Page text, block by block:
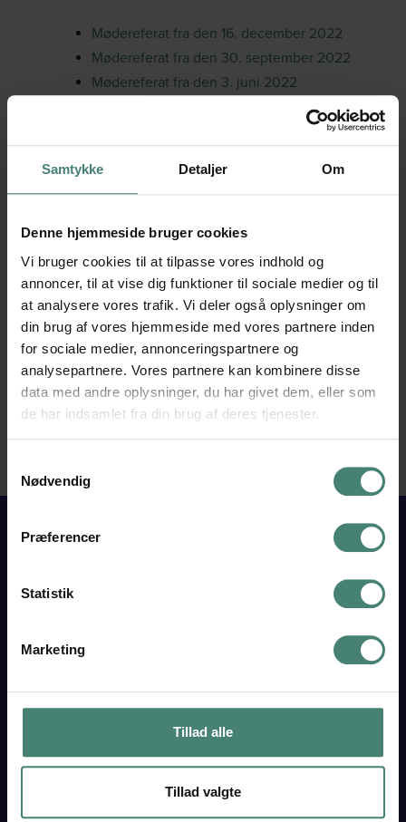
Samtykke Detaljer Om
Denne hjemmeside bruger cookies
Vi bruger cookies til at tilpasse vores indhold og
annoncer, til at vise dig funktioner til sociale medier og til
at analysere vores trafik. Vi deler også oplysninger om
din brug af vores hjemmeside med vores partnere inden
for sociale medier, annonceringspartnere og
analysepartnere. Vores partnere kan kombinere disse
data med andre oplysninger, du har givet dem, eller som
de har indsamlet fra din brug af deres tjenester.
Nødvendig
Præferencer
Statistik
Marketing
Tillad alle
Tillad valgte
Mødereferat fra den 16. december 2022
Mødereferat fra den 30. september 2022
Mødereferat fra den 3. juni 2022
VESTJYSK
Skolegade 15
Find os her
Institutionsnr. 760002